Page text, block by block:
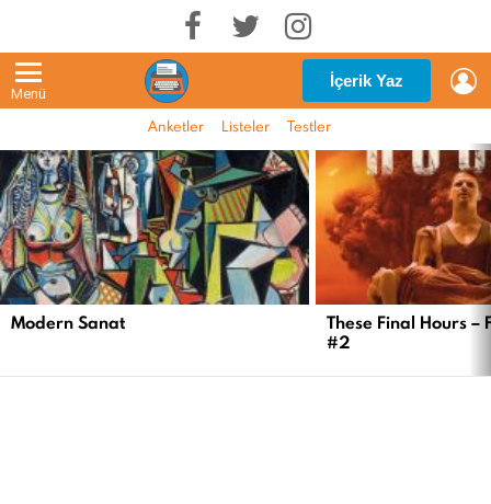
Menü
İçerik Yaz
Anketler Listeler Testler
EN
YENI
İÇERIKLER
Modern Sanat
These Final Hours –
#2